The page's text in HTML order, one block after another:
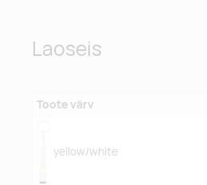
Laoseis
Toote värv
yellow/white